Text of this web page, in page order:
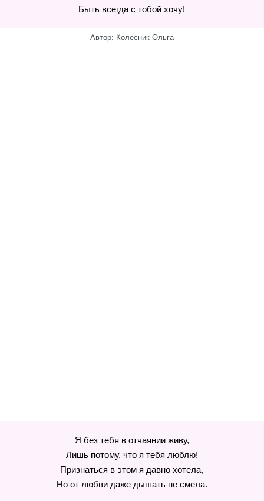
Быть всегда с тобой хочу!
Автор: Колесник Ольга
Я без тебя в отчаянии живу,
Лишь потому, что я тебя люблю!
Признаться в этом я давно хотела,
Но от любви даже дышать не смела.